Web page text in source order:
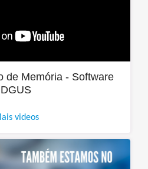
de Memória - Software
DGUS
videos